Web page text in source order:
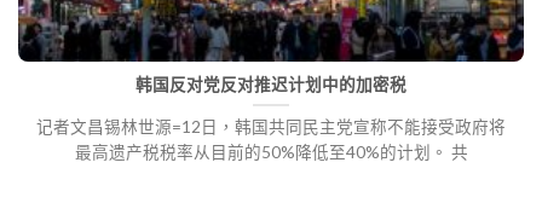
韩国反对党反对推迟计划中的加密税
记者文昌锡林世源=12日，韩国共同民主党宣称不能接受政府将
最高遗产税税率从目前的50%降低至40%的计划。 共